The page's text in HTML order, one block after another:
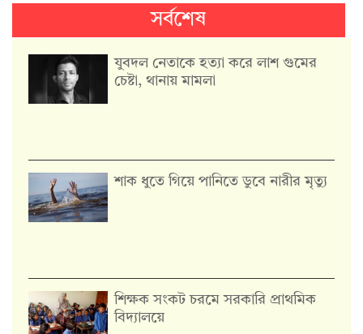
সর্বশেষ
যুবদল নেতাকে হত্যা করে লাশ গুমের
চেষ্টা, থানায় মামলা
শাক ধুতে গিয়ে পানিতে ডুবে নারীর মৃত্যু
শিক্ষক সংকট চরমে সরকারি প্রাথমিক
বিদ্যালয়ে